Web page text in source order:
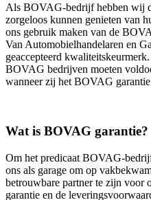
Als BOVAG-bedrijf hebben wij
zorgeloos kunnen genieten van
ons gebruik maken van de
Van Automobielhandelaren en
geaccepteerd
BOVAG bedrijven moeten
wanneer zij het BOVAG
Wat is BOVAG garantie?
Om het predicaat BOVAG-
ons als garage om op
betrouwbare partner te zijn voor
garantie en de